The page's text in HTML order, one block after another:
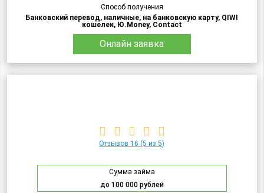
Способ получения
Банковский перевод, наличные, на банковскую карту, QIWI
кошелек, Ю.Money, Contact
Онлайн заявка
Отзывов 16 (5 из 5)
Сумма займа
до 100 000 рублей